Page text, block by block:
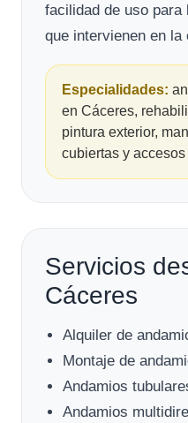
facilidad de uso
que intervienen en la
Especialidades:
en Cáceres,
pintura exterior,
cubiertas y
Servicios
Cáceres
Alquiler de
Montaje de
Andamios
Andamios